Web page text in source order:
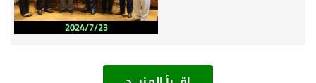
2024/7/23